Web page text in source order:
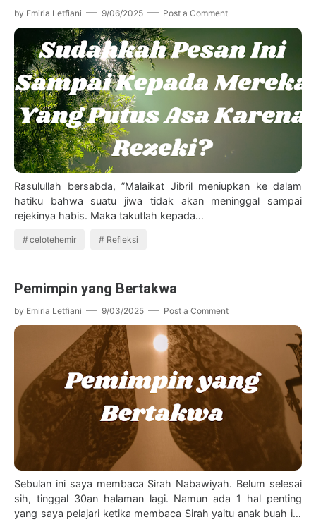
by Emiria Letfiani 9/06/2025 Post a Comment
Rasulullah bersabda, ”Malaikat Jibril meniupkan ke dalam
hatiku bahwa suatu jiwa tidak akan meninggal sampai
rejekinya habis. Maka takutlah kepada…
celotehemir Refleksi
Pemimpin yang Bertakwa
by Emiria Letfiani 9/03/2025 Post a Comment
Sebulan ini saya membaca Sirah Nabawiyah. Belum selesai
sih, tinggal 30an halaman lagi. Namun ada 1 hal penting
yang saya pelajari ketika membaca Sirah yaitu anak buah itu